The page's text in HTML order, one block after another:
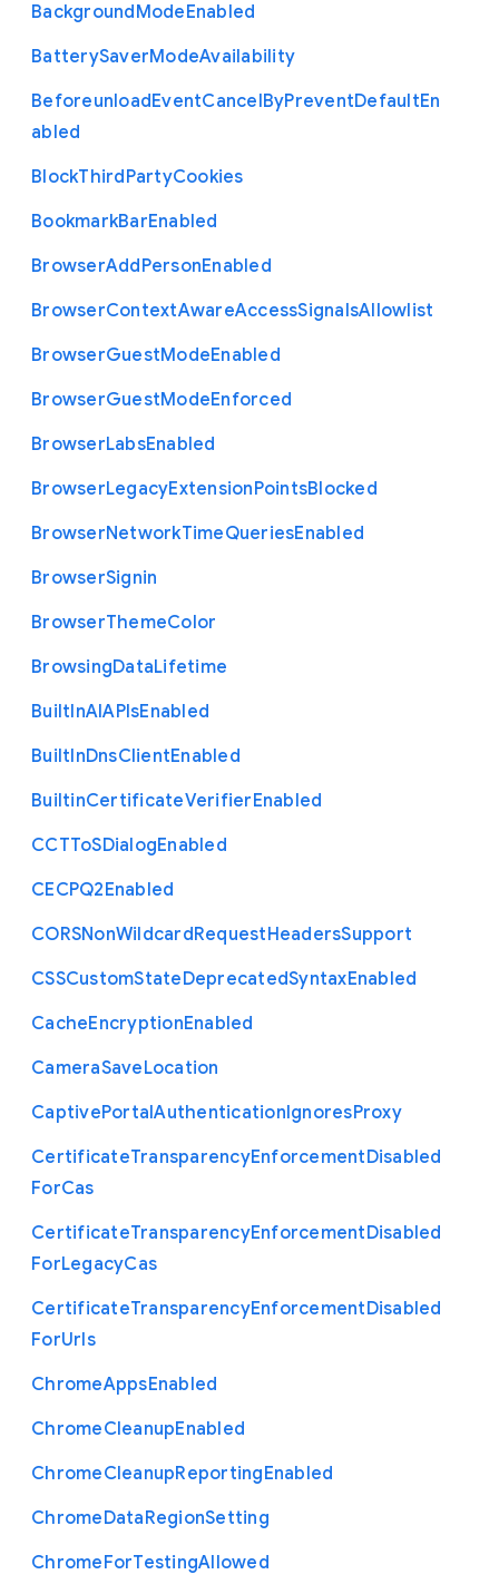
BackgroundModeEnabled
BatterySaverModeAvailability
BeforeunloadEventCancelByPreventDefaultEn
abled
BlockThirdPartyCookies
BookmarkBarEnabled
BrowserAddPersonEnabled
BrowserContextAwareAccessSignalsAllowlist
BrowserGuestModeEnabled
BrowserGuestModeEnforced
BrowserLabsEnabled
BrowserLegacyExtensionPointsBlocked
BrowserNetworkTimeQueriesEnabled
BrowserSignin
BrowserThemeColor
BrowsingDataLifetime
BuiltInAIAPIsEnabled
BuiltInDnsClientEnabled
BuiltinCertificateVerifierEnabled
CCTToSDialogEnabled
CECPQ2Enabled
CORSNonWildcardRequestHeadersSupport
CSSCustomStateDeprecatedSyntaxEnabled
CacheEncryptionEnabled
CameraSaveLocation
CaptivePortalAuthenticationIgnoresProxy
CertificateTransparencyEnforcementDisabled
ForCas
CertificateTransparencyEnforcementDisabled
ForLegacyCas
CertificateTransparencyEnforcementDisabled
ForUrls
ChromeAppsEnabled
ChromeCleanupEnabled
ChromeCleanupReportingEnabled
ChromeDataRegionSetting
ChromeForTestingAllowed